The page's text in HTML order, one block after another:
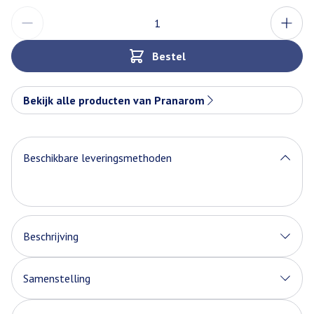
Bestel
Bekijk alle producten van Pranarom
Beschikbare leveringsmethoden
Beschrijving
Samenstelling